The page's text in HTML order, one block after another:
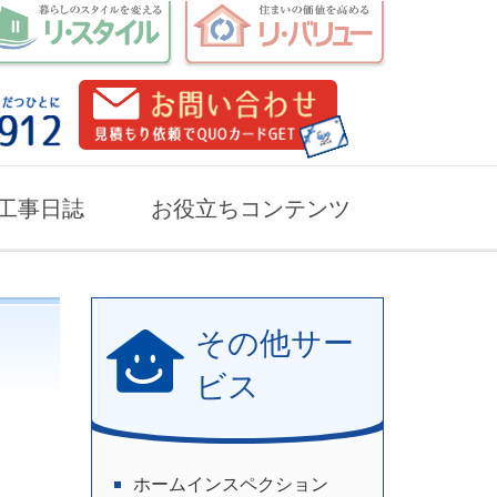
事日誌 お役立ちコンテンツ
その他サー
ビス
ホームインスペクション